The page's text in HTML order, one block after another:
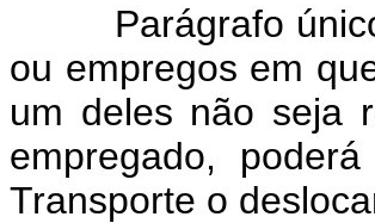
Parágrafo único.
ou empregos em
um deles não seja
empregado,
Transporte o